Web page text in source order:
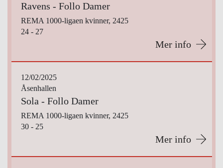
Ravens - Follo Damer
REMA 1000-ligaen kvinner, 2425
24 - 27
Mer info
12/02/2025
Åsenhallen
Sola - Follo Damer
REMA 1000-ligaen kvinner, 2425
30 - 25
Mer info